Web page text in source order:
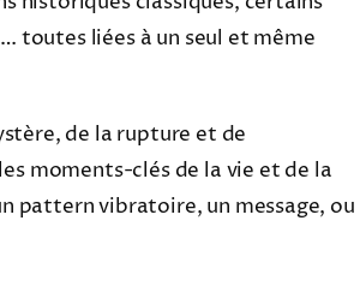
toutes liées à un seul et même
de la rupture et de
moments-clés de la vie et de la
pattern vibratoire, un message, ou